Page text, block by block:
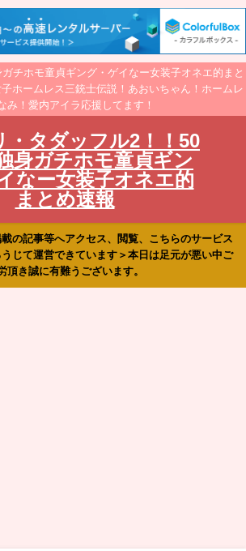
チホモ童貞ギング・ゲイなー女装子オネエ的まと
ホームレス三銃士伝説！あおいちゃん！ホームレ
み！愛内アイラ応援してます！
・タダッフル2！！50
身ガチホモ童貞ギン
なー女装子オネエ的
まとめ速報
の記事等へアクセス、閲覧、こちらのサービス
じて運営できています＞本日は足元が悪い中ご
頂き誠に有難うございます。